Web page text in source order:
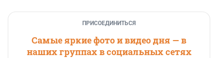
ПРИСОЕДИНИТЬСЯ
Самые яркие фото и видео дня — в
наших группах в социальных сетях